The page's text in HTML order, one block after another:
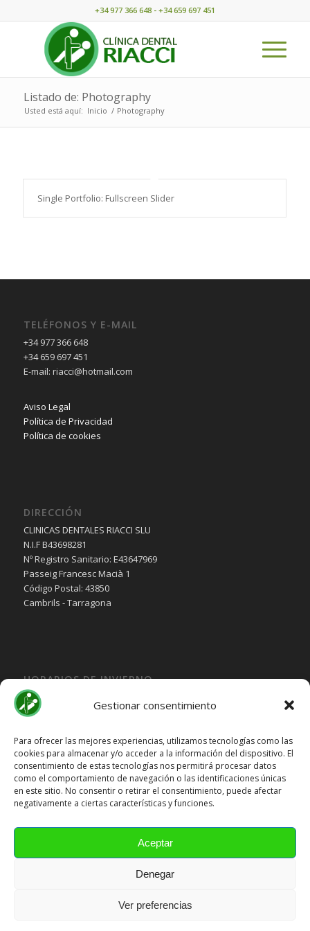
Gestionar consentimiento
Para ofrecer las mejores experiencias, utilizamos tecnologías como las
cookies para almacenar y/o acceder a la información del dispositivo. El
consentimiento de estas tecnologías nos permitirá procesar datos
como el comportamiento de navegación o las identificaciones únicas
en este sitio. No consentir o retirar el consentimiento, puede afectar
negativamente a ciertas características y funciones.
Aceptar
Denegar
Ver preferencias
+34 977 366 648 - +34 659 697 451
Listado de: Photography
Usted está aquí: Inicio / Photography
Single Portfolio: Fullscreen Slider
TELÉFONOS Y E-MAIL
+34 977 366 648
+34 659 697 451
E-mail: riacci@hotmail.com
Aviso Legal
Política de Privacidad
Política de cookies
DIRECCIÓN
CLINICAS DENTALES RIACCI SLU
N.I.F B43698281
Nº Registro Sanitario: E43647969
Passeig Francesc Macià 1
Código Postal: 43850
Cambrils - Tarragona
HORARIOS DE INVIERNO
Lunes, Martes, Jueves y Viernes:
10:00H a 15:30H
Miercoles:
15:30H a 19:30H
Sábado y DomingoCerrado
HORARIOS DE VERANO
Cerrado